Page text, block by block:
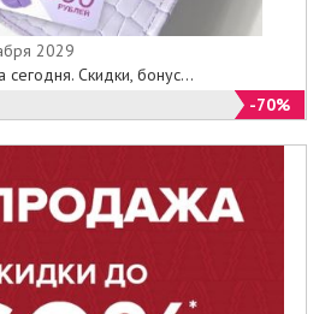
2029
Скидки, бонус...
-70%